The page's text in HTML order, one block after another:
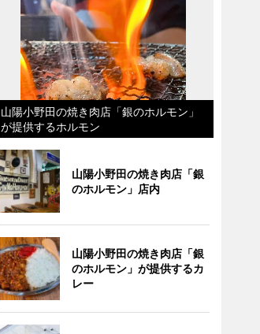
山陽小野田の焼き肉店「銀のホルモン」
が提供するホルモン
山陽小野田の焼き肉店「銀
のホルモン」店内
山陽小野田の焼き肉店「銀
のホルモン」が提供するカ
レー